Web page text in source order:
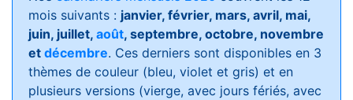
mois suivants : janvier, février, mars, avril, mai,
juin, juillet, août, septembre, octobre, novembre
et décembre. Ces derniers sont disponibles en 3
thèmes de couleur (bleu, violet et gris) et en
plusieurs versions (vierge, avec jours fériés, avec